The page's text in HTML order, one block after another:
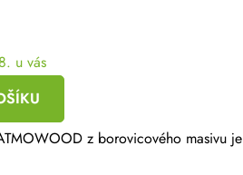
u vás
z borovicového masivu